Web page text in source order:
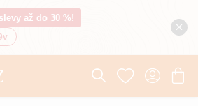
až do 30 %!